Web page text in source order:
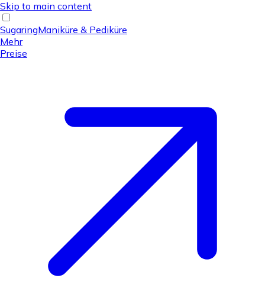
Skip to main content
SugaringManiküre & Pediküre
Mehr
Preise